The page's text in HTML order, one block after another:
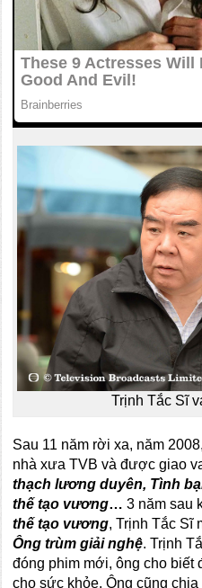
Trịnh Tắc Sĩ
Sau 11 năm rời xa, năm
nhà xưa TVB và được giao
thạch lương duyên, Tình
thế tạo vương… 3 năm sau
thế tạo vương, Trịnh Tắc Sĩ
Ông trùm giải nghệ. Trịnh
đóng phim mới, ông cho biết
cho sức khỏe. Ông cũng